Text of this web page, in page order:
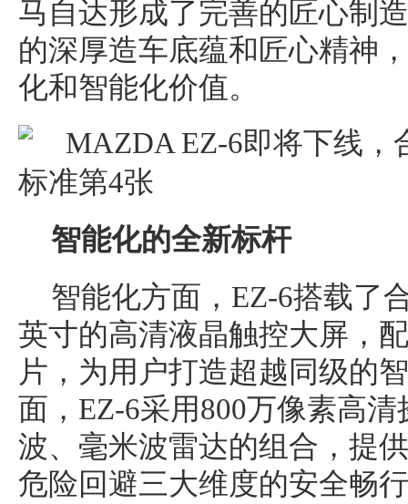
马自达形成了完善的匠心制
的深厚造车底蕴和匠心精神
化和智能化价值。
智能化的全新标杆
智能化方面，EZ-6搭载了
英寸的高清液晶触控大屏，
片，为用户打造超越同级的
面，EZ-6采用800万像素高
波、毫米波雷达的组合，提
危险回避三大维度的安全畅